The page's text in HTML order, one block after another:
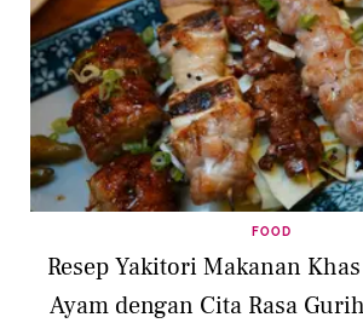
FOOD
Resep Yakitori Makanan
Ayam dengan Cita Rasa